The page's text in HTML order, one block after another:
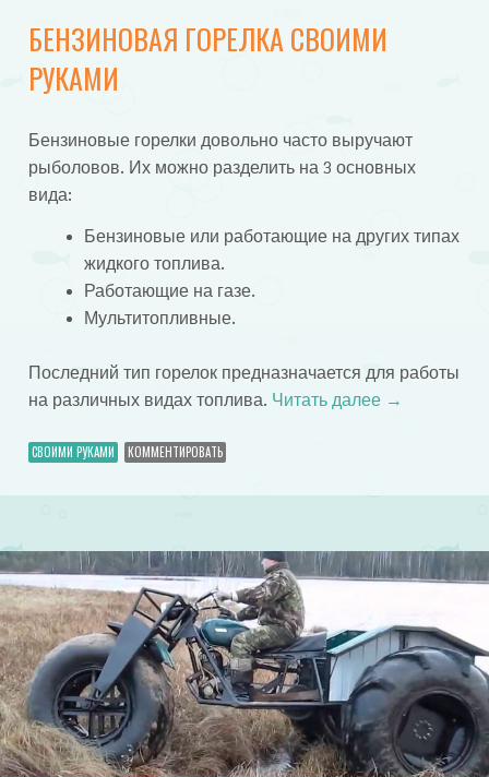
БЕНЗИНОВАЯ ГОРЕЛКА СВОИМИ
РУКАМИ
Бензиновые горелки довольно часто выручают
рыболовов. Их можно разделить на 3 основных
вида:
Бензиновые или работающие на других типах
жидкого топлива.
Работающие на газе.
Мультитопливные.
Последний тип горелок предназначается для работы
на различных видах топлива. Читать далее →
СВОИМИ РУКАМИ КОММЕНТИРОВАТЬ